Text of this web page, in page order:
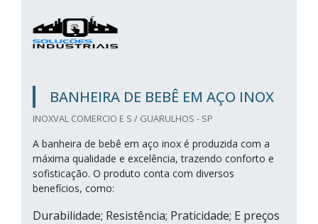
BANHEIRA DE BEBÊ EM AÇO INOX
INOXVAL COMERCIO E S / GUARULHOS - SP
A banheira de bebê em aço inox é produzida com a
máxima qualidade e excelência, trazendo conforto e
sofisticação. O produto conta com diversos
benefícios, como:
Durabilidade; Resistência; Praticidade; E preços